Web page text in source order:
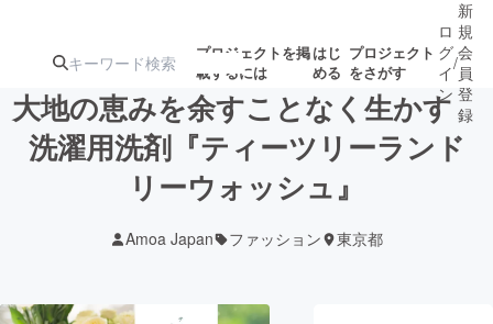
プロジェクトを掲
載するには
はじ
める
プロジェクト
をさがす
注目のリ 注目の新着プロ募集終了が近いプ
ロ
グ
イ
ン
/
新
規
会
員
登
録
大地の恵みを余すことなく生かす
洗濯用洗剤『ティーツリーランド
リーウォッシュ』
Amoa Japan ファッション 東京都